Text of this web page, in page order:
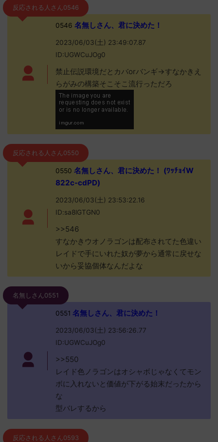
反応される人さん0546
0546 名無しさん、君に決めた！
2023/06/03(土) 23:49:07.87
ID:UGWCuJOg0
禁止伝説環境だとカバorバンギ→すなかきえ
らがみの構築そこそこ流行っただろ
反応される人さん0550
0550 名無しさん、君に決めた！ (ﾜｯﾁｮｲW
822c-cdPD)
2023/06/03(土) 23:53:22.16
ID:sa8lGTGN0
>>546
すなかきウオノラゴンは配布されてた色違い
レイドで手にいれた奴が夢から通常に戻せな
いから妥協個体なんだよな
名無しさん0551
0551 名無しさん、君に決めた！
2023/06/03(土) 23:56:26.77
ID:UGWCuJOg0
>>550
レイド色ノラゴンはオシャボじゃなくてモン
ボに入れないと価値が下がる始末だったから
な
型バレするから
反応される人さん0593